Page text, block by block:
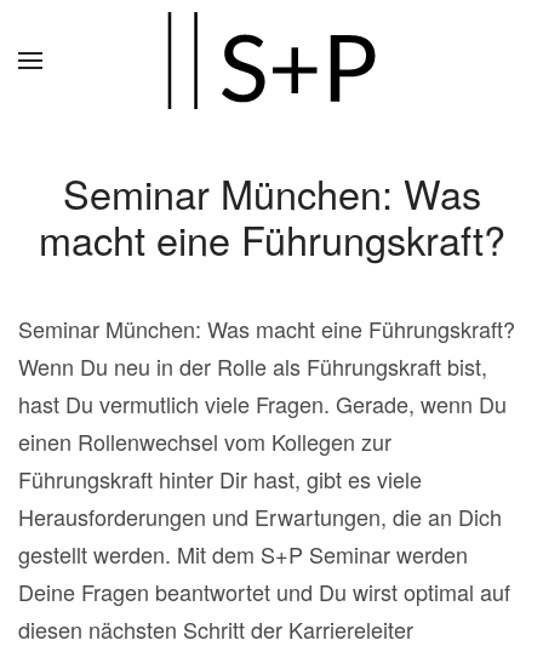
Seminar München: Was
macht eine Führungskraft?
Seminar München: Was macht eine Führungskraft?
Wenn Du neu in der Rolle als Führungskraft bist,
hast Du vermutlich viele Fragen. Gerade, wenn Du
einen Rollenwechsel vom Kollegen zur
Führungskraft hinter Dir hast, gibt es viele
Herausforderungen und Erwartungen, die an Dich
gestellt werden. Mit dem S+P Seminar werden
Deine Fragen beantwortet und Du wirst optimal auf
diesen nächsten Schritt der Karriereleiter